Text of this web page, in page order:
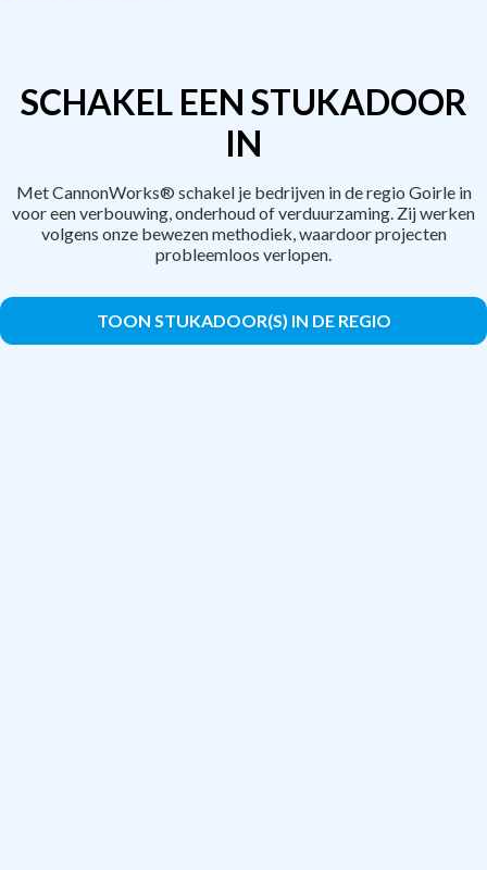
SCHAKEL EEN STUKADOOR
IN
Met CannonWorks® schakel je bedrijven in de regio Goirle in
voor een verbouwing, onderhoud of verduurzaming. Zij werken
volgens onze bewezen methodiek, waardoor projecten
probleemloos verlopen.
TOON STUKADOOR(S) IN DE REGIO